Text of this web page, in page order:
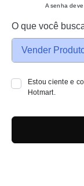
A senha
O que você
Vender
Estou ciente e
Hotmart.